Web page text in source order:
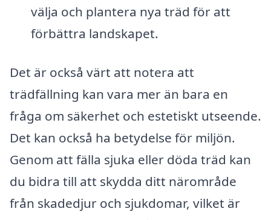
välja och plantera nya träd för att
förbättra landskapet.
Det är också värt att notera att
trädfällning kan vara mer än bara en
fråga om säkerhet och estetiskt utseende.
Det kan också ha betydelse för miljön.
Genom att fälla sjuka eller döda träd kan
du bidra till att skydda ditt närområde
från skadedjur och sjukdomar, vilket är